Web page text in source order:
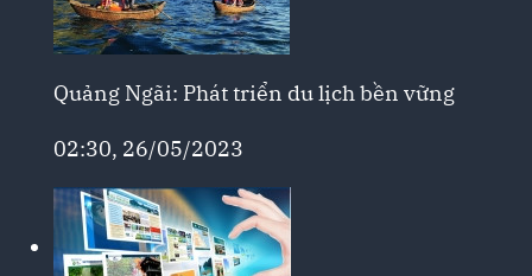
Quảng Ngãi: Phát triển du lịch bền vững
02:30, 26/05/2023